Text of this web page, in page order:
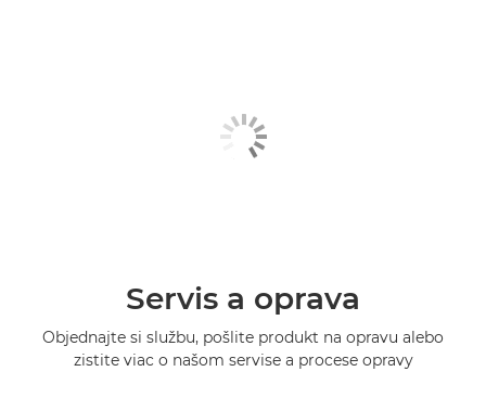
Servis a oprava
Objednajte si službu, pošlite produkt na opravu alebo
zistite viac o našom servise a procese opravy